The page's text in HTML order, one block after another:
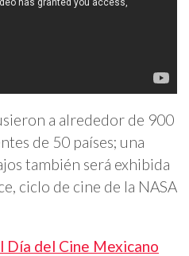
a alrededor de 900
de 50 países; una
también será exhibida
ciclo de cine de la NASA
Día del Cine Mexicano